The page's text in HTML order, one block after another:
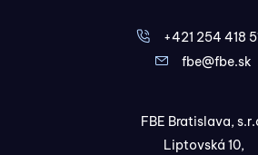
+421 254 418
fbe@fbe.sk
FBE Bratislava,
Liptovská 10,